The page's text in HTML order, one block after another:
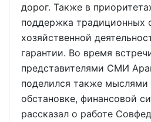
дорог. Также в
поддержка традиционных
хозяйственной
гарантии. Во время
представителями СМИ
поделился также
обстановке, финансовой
рассказал о работе